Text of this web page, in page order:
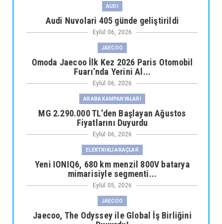
AUDİ
Audi Nuvolari 405 günde geliştirildi
Eylül 06, 2026
JAECOO
Omoda Jaecoo İlk Kez 2026 Paris Otomobil
Fuarı’nda Yerini Al...
Eylül 06, 2026
ARABA KAMPANYALARI
MG 2.290.000 TL’den Başlayan Ağustos
Fiyatlarını Duyurdu
Eylül 06, 2026
ELEKTRİKLİ ARAÇLAR
Yeni IONIQ6, 680 km menzil 800V batarya
mimarisiyle segmenti...
Eylül 05, 2026
JAECOO
Jaecoo, The Odyssey ile Global İş Birliğini